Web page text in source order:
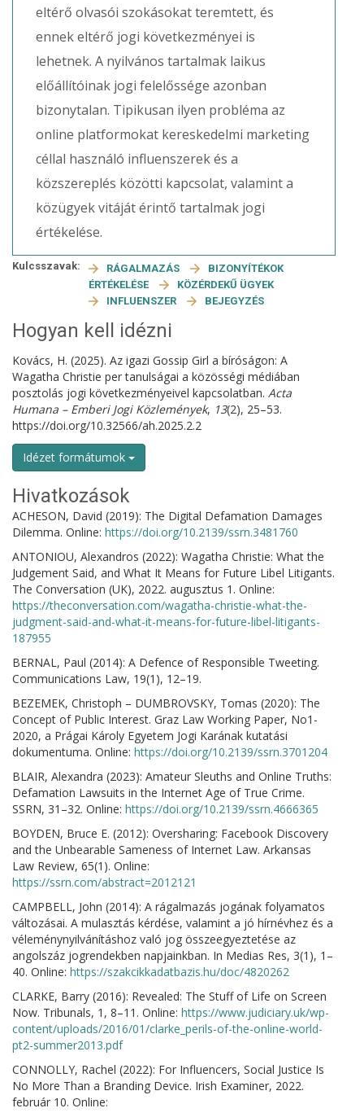
eltérő olvasói szokásokat teremtett, és
ennek eltérő jogi következményei is
lehetnek. A nyilvános tartalmak laikus
előállítóinak jogi felelőssége azonban
bizonytalan. Tipikusan ilyen probléma az
online platformokat kereskedelmi marketing
céllal használó influenszerek és a
közszereplés közötti kapcsolat, valamint a
közügyek vitáját érintő tartalmak jogi
értékelése.
Kulcsszavak: RÁGALMAZÁS
BIZONYÍTÉKOK
ÉRTÉKELÉSE
KÖZÉRDEKŰ ÜGYEK
INFLUENSZER
BEJEGYZÉS
Hogyan kell idézni
Kovács, H. (2025). Az igazi Gossip Girl a bíróságon: A
Wagatha Christie per tanulságai a közösségi médiában
posztolás jogi következményeivel kapcsolatban. Acta
Humana – Emberi Jogi Közlemények, 13(2), 25–53.
https://doi.org/10.32566/ah.2025.2.2
Idézet formátumok
Hivatkozások
ACHESON, David (2019): The Digital Defamation Damages
Dilemma. Online: https://doi.org/10.2139/ssrn.3481760
ANTONIOU, Alexandros (2022): Wagatha Christie: What the
Judgement Said, and What It Means for Future Libel Litigants.
The Conversation (UK), 2022. augusztus 1. Online:
https://theconversation.com/wagatha-christie-what-the-
judgment-said-and-what-it-means-for-future-libel-litigants-
187955
BERNAL, Paul (2014): A Defence of Responsible Tweeting.
Communications Law, 19(1), 12–19.
BEZEMEK, Christoph – DUMBROVSKY, Tomas (2020): The
Concept of Public Interest. Graz Law Working Paper, No1-
2020, a Prágai Károly Egyetem Jogi Karának kutatási
dokumentuma. Online: https://doi.org/10.2139/ssrn.3701204
BLAIR, Alexandra (2023): Amateur Sleuths and Online Truths:
Defamation Lawsuits in the Internet Age of True Crime.
SSRN, 31–32. Online: https://doi.org/10.2139/ssrn.4666365
BOYDEN, Bruce E. (2012): Oversharing: Facebook Discovery
and the Unbearable Sameness of Internet Law. Arkansas
Law Review, 65(1). Online:
https://ssrn.com/abstract=2012121
CAMPBELL, John (2014): A rágalmazás jogának folyamatos
változásai. A mulasztás kérdése, valamint a jó hírnévhez és a
véleménynyilvánításhoz való jog összeegyeztetése az
angolszáz jogrendekben napjainkban. In Medias Res, 3(1), 1–
40. Online: https://szakcikkadatbazis.hu/doc/4820262
CLARKE, Barry (2016): Revealed: The Stuff of Life on Screen
Now. Tribunals, 1, 8–11. Online: https://www.judiciary.uk/wp-
content/uploads/2016/01/clarke_perils-of-the-online-world-
pt2-summer2013.pdf
CONNOLLY, Rachel (2022): For Influencers, Social Justice Is
No More Than a Branding Device. Irish Examiner, 2022.
február 10. Online: